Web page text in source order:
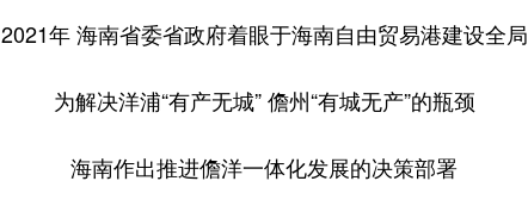
2021年 海南省委省政府着眼于海南自由贸易港建设全局
为解决洋浦“有产无城” 儋州“有城无产”的瓶颈
海南作出推进儋洋一体化发展的决策部署